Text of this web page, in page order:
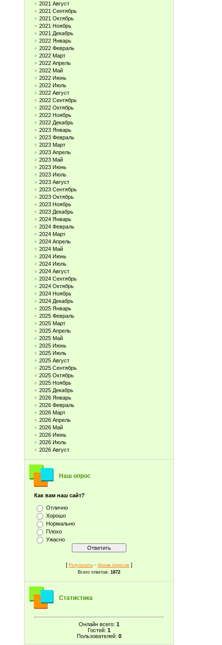
2021 Август
2021 Сентябрь
2021 Октябрь
2021 Ноябрь
2021 Декабрь
2022 Январь
2022 Февраль
2022 Март
2022 Апрель
2022 Май
2022 Июнь
2022 Июль
2022 Август
2022 Сентябрь
2022 Октябрь
2022 Ноябрь
2022 Декабрь
2023 Январь
2023 Февраль
2023 Март
2023 Апрель
2023 Май
2023 Июнь
2023 Июль
2023 Август
2023 Сентябрь
2023 Октябрь
2023 Ноябрь
2023 Декабрь
2024 Январь
2024 Февраль
2024 Март
2024 Апрель
2024 Май
2024 Июнь
2024 Июль
2024 Август
2024 Сентябрь
2024 Октябрь
2024 Ноябрь
2024 Декабрь
2025 Январь
2025 Февраль
2025 Март
2025 Апрель
2025 Май
2025 Июнь
2025 Июль
2025 Август
2025 Сентябрь
2025 Октябрь
2025 Ноябрь
2025 Декабрь
2026 Январь
2026 Февраль
2026 Март
2026 Апрель
2026 Май
2026 Июнь
2026 Июль
2026 Август
Наш опрос
Как вам наш сайт?
Отлично
Хорошо
Нормально
Плохо
Ужасно
[ Результаты · Архив опросов ]
Всего ответов: 1872
Статистика
Онлайн всего: 1
Гостей: 1
Пользователей: 0